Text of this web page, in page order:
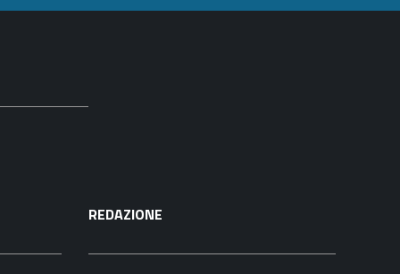
REDAZIONE